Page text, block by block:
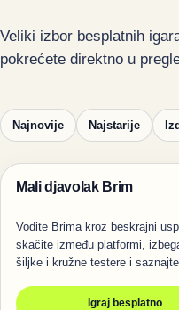
Veliki izbor besplatnih
pokrećete direktno u
Najnovije Najstarije
Igre
Mali djavolak Brim
Vodite Brima kroz beskrajni
skačite između platformi,
šiljke i kružne testere i saznajte
Igraj besplatno